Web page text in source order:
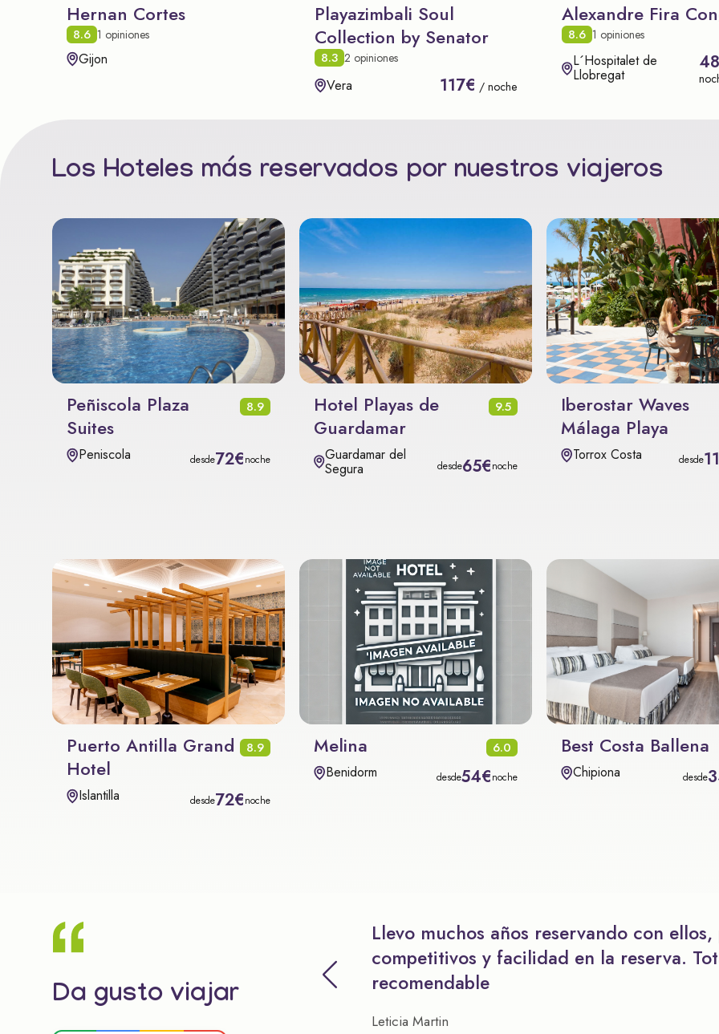
Hernan Cortes
8.6 1 opiniones
Gijon
Playazimbali Soul
Collection by Senator
8.3 2 opiniones
Vera 117€ / noche
Alexandre Fira
8.6 1 opiniones
L´Hospitalet de
Llobregat
Los Hoteles más reservados por nuestros viajeros
Peñiscola Plaza
Suites
8.9
Peniscola desde72€noche
Hotel Playas de
Guardamar
9.5
Guardamar del
Segura desde65€noche
Iberostar Waves
Málaga Playa
Torrox Costa desde
Puerto Antilla Grand
Hotel
8.9
Islantilla desde72€noche
Melina 6.0
Benidorm desde54€noche
Best Costa Ballena
Chipiona desde
Da gusto viajar
Llevo muchos años reservando con
competitivos y facilidad en la reserva.
recomendable
Leticia Martin